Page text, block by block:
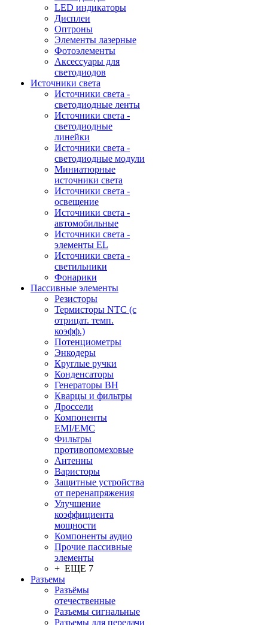
LED индикаторы
Дисплеи
Оптроны
Элементы лазерные
Фотоэлементы
Аксессуары для
светодиодов
Источники света
Источники света -
светодиодные ленты
Источники света -
светодиодные
линейки
Источники света -
светодиодные модули
Миниатюрные
источники света
Источники света -
освещение
Источники света -
автомобильные
Источники света -
элементы EL
Источники света -
светильники
Фонарики
Пассивные элементы
Резисторы
Термисторы NTC (с
отрицат. темп.
коэфф.)
Потенциометры
Энкодеры
Круглые ручки
Конденсаторы
Генераторы ВН
Кварцы и фильтры
Дроссели
Компоненты
EMI/EMC
Фильтры
противопомеховые
Антенны
Варисторы
Защитные устройства
от перенапряжения
Улучшение
коэффициента
мощности
Компоненты аудио
Прочие пассивные
элементы
+ ЕЩЕ 7
Разъeмы
Разъёмы
отечественные
Разъeмы сигнальные
Разъeмы для передачи